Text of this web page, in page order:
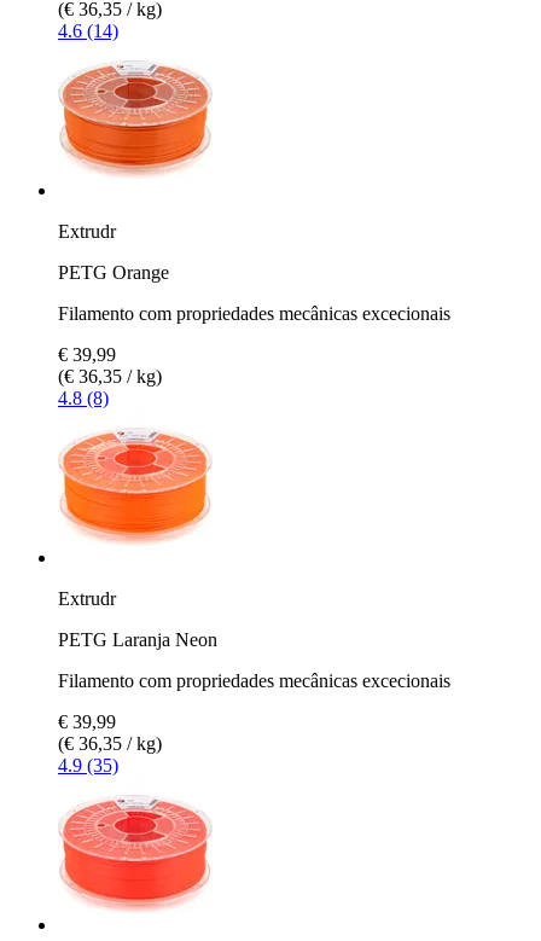
(€ 36,35 / kg)
4.6 (14)
Extrudr
PETG Orange
Filamento com propriedades mecânicas excecionais
€ 39,99
(€ 36,35 / kg)
4.8 (8)
Extrudr
PETG Laranja Neon
Filamento com propriedades mecânicas excecionais
€ 39,99
(€ 36,35 / kg)
4.9 (35)